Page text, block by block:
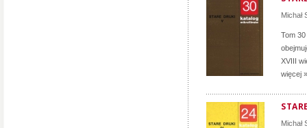
Michał
Tom
XVIII
więcej »
Michał